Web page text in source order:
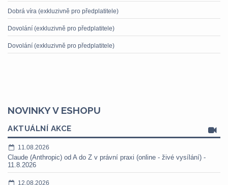
Dobrá víra (exkluzivně pro předplatitele)
Dovolání (exkluzivně pro předplatitele)
Dovolání (exkluzivně pro předplatitele)
NOVINKY V ESHOPU
AKTUÁLNÍ AKCE
11.08.2026
Claude (Anthropic) od A do Z v právní praxi (online - živé vysílání) -
11.8.2026
12.08.2026